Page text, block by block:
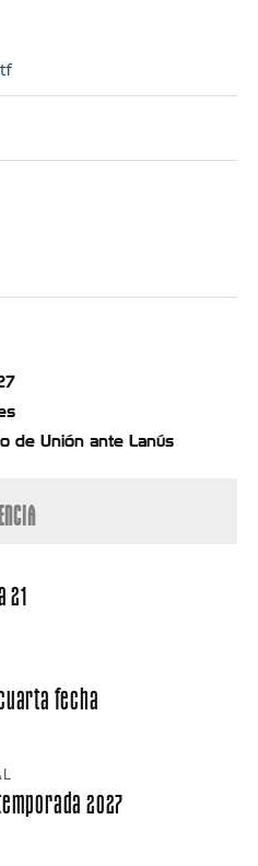
de Unión ante Lanús
21
fecha
2027